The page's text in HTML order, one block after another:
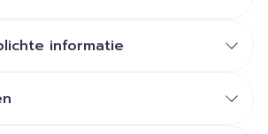
informatie